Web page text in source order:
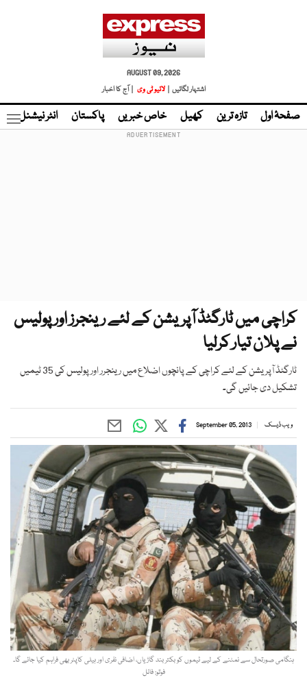
AUGUST 09, 2026
اشتہار لگائیں |
لائیو ٹی وی | آج کا اخبار
صفحۂ اول تازہ ترین کھیل خاص خبریں پاکستان انٹر نیشنل
کراچی میں ٹارگٹڈ آپریشن کے لئے رینجرز اور پولیس
نے پلان تیار کرلیا
ٹارگٹڈ آپریشن کے لئے کراچی کے پانچوں اضلاع میں رینجرر اور پولیس کی 35 ٹیمیں
تشکیل دی جائیں گی۔
ویب ڈیسک September 05, 2013
ہنگامی صورتحال سے نمٹنے کے لیے ٹیموں کو بکتر بند گاڑیاں، اضافی نفری اور ہیلی کاپٹر بھی فراہم کیا جائے گا۔
فوتو: فائل